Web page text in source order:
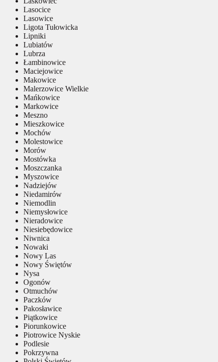
Lasocice
Lasowice
Ligota Tułowicka
Lipniki
Lubiatów
Lubrza
Łambinowice
Maciejowice
Makowice
Malerzowice Wielkie
Mańkowice
Markowice
Meszno
Mieszkowice
Mochów
Molestowice
Morów
Mostówka
Moszczanka
Myszowice
Nadziejów
Niedamirów
Niemodlin
Niemysłowice
Nieradowice
Niesiebędowice
Niwnica
Nowaki
Nowy Las
Nowy Świętów
Nysa
Ogonów
Otmuchów
Paczków
Pakosławice
Piątkowice
Piorunkowice
Piotrowice Nyskie
Podlesie
Pokrzywna